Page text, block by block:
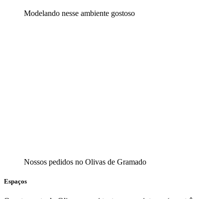
Modelando nesse ambiente gostoso
Nossos pedidos no Olivas de Gramado
​Espaços